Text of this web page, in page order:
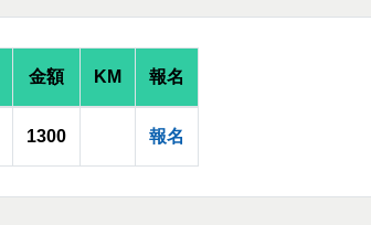
金額 KM 報名
1300 報名